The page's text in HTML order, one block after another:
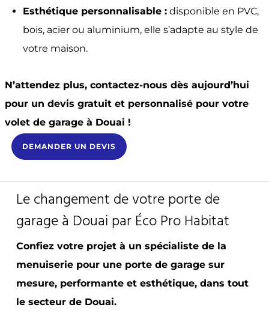
Esthétique personnalisable :disponible en PVC,
bois, acier ou aluminium, elle s’adapte au style de
votre maison.
N’attendez plus, contactez-nous dès aujourd’hui
pour un devis gratuit et personnalisé pour votre
volet de garage à Douai !
DEMANDER UN DEVIS
Le changement de votre porte de
garage à Douai par Éco Pro Habitat
Confiez votre projet à un spécialiste de la
menuiserie pour une porte de garage sur
mesure, performante et esthétique, dans tout
le secteur de Douai.